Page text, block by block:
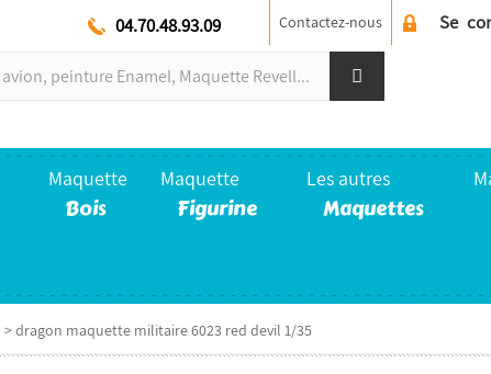
Se
Contactez-nous
04.70.48.93.09
Maquette
Bois
Maquette
Figurine
Les autres
Maquettes
>dragon maquette militaire 6023 red devil 1/35